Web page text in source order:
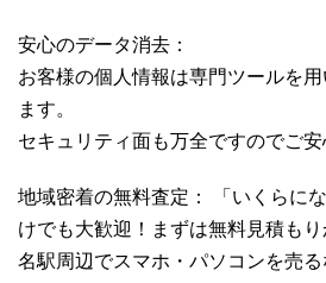
安心のデータ消去：
お客様の個人情報は専門ツールを
ます。
セキュリティ面も万全ですのでご安
地域密着の無料査定： 「いくらに
けでも大歓迎！まずは無料見積もり
名駅周辺でスマホ・パソコンを売